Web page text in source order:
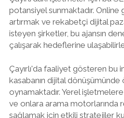
potansiyel sunmaktadır. Online
artırmak ve rekabetçi dijital
isteyen şirketler, bu ajansın
çalışarak hedeflerine
Çayırlı'da faaliyet gösteren bu
kasabanın dijital
oynamaktadır. Yerel
ve onlara arama motorlarında
sağlamak için etkili stratejiler